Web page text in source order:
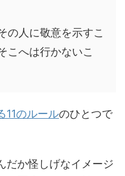
の人に敬意を示すこ
こへは行かないこ
11のルールのひとつで
だか怪しげなイメージ